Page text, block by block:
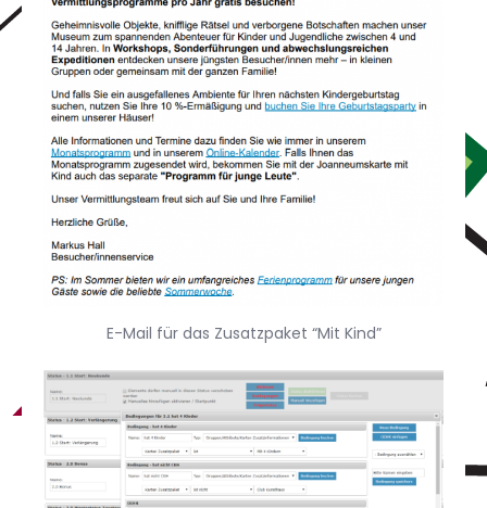
E-Mail für das Zusatzpaket “Mit Kind”